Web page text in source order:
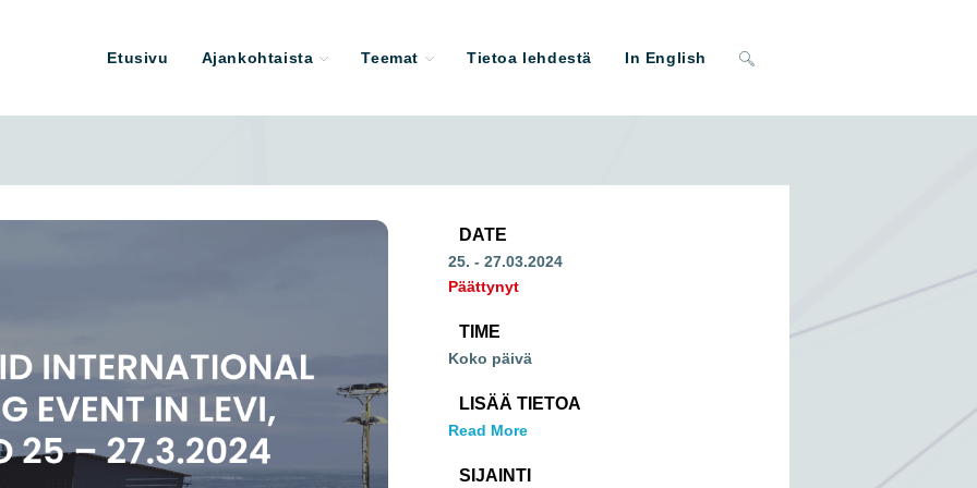
Etusivu Ajankohtaista Teemat Tietoa lehdestä In English Toggle
DATE
25. - 27.03.2024
Päättynyt
TIME
Koko päivä
LISÄÄ TIETOA
Read More
SIJAINTI